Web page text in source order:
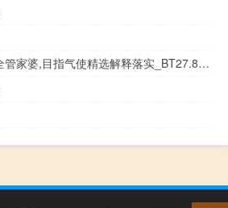
新奥门特免费资料大全管家婆,目指气使精选解释落实_BT27.84.2